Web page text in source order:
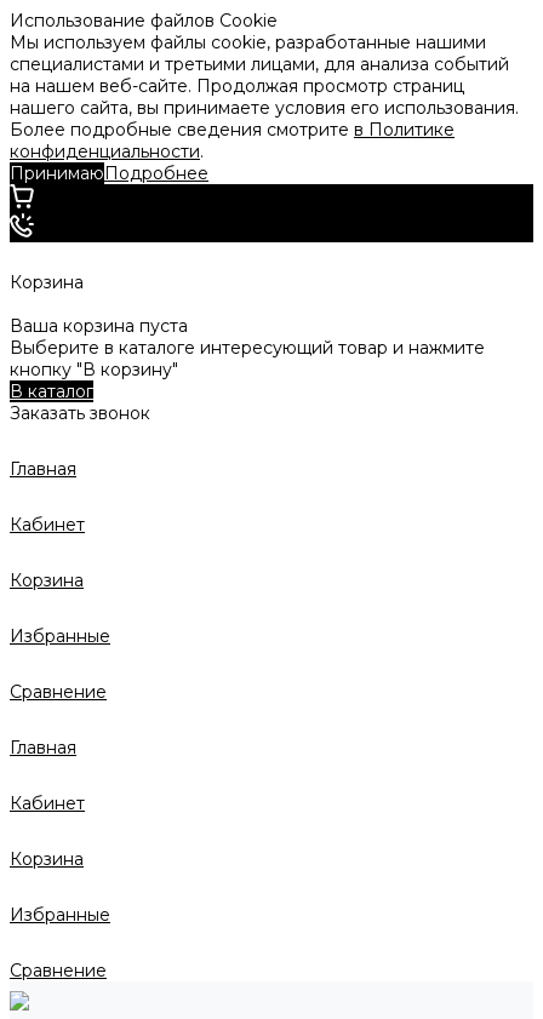
Использование файлов Cookie
Мы используем файлы cookie, разработанные нашими
специалистами и третьими лицами, для анализа событий
на нашем веб-сайте. Продолжая просмотр страниц
нашего сайта, вы принимаете условия его использования.
Более подробные сведения смотрите в Политике
конфиденциальности.
ПринимаюПодробнее
Корзина
Ваша корзина пуста
Выберите в каталоге интересующий товар и нажмите
кнопку "В корзину"
В каталог
Заказать звонок
Главная
Кабинет
Корзина
Избранные
Сравнение
Главная
Кабинет
Корзина
Избранные
Сравнение